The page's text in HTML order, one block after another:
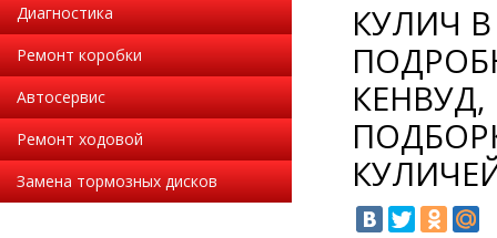
Диагностика
Ремонт коробки
Автосервис
Ремонт ходовой
Замена тормозных дисков
КУЛИЧ